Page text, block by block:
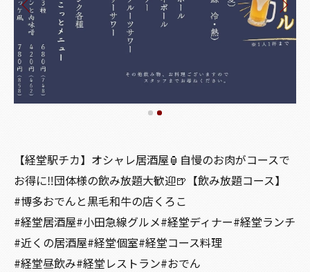
【経堂駅チカ】オシャレ居酒屋🏮自慢のお肉がコースで
お得に‼️団体様の飲み放題大歓迎🍺【飲み放題コース】
#博多おでんと黒毛和牛の店くろこ
#経堂居酒屋#小田急線グルメ#経堂ディナー#経堂ランチ
#近くの居酒屋#経堂個室#経堂コース料理
#経堂昼飲み#経堂レストラン#おでん